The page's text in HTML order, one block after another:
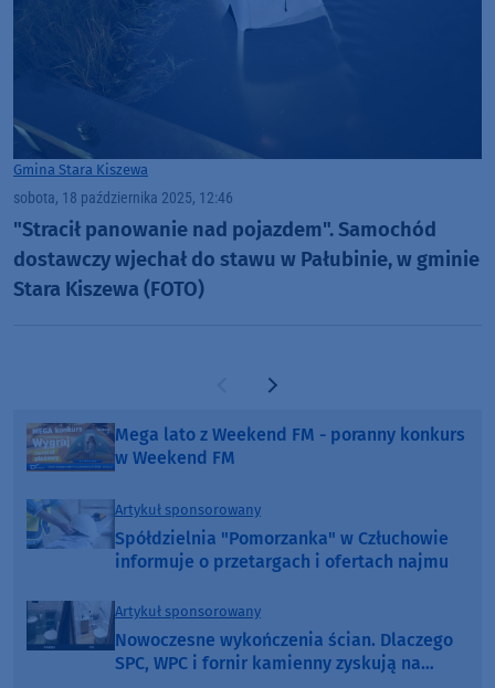
Gmina Stara Kiszewa
sobota, 18 października 2025, 12:46
"Stracił panowanie nad pojazdem". Samochód
dostawczy wjechał do stawu w Pałubinie, w gminie
Stara Kiszewa (FOTO)
Poprzednia strona
Następna strona
Mega lato z Weekend FM - poranny konkurs
w Weekend FM
Artykuł sponsorowany
Spółdzielnia "Pomorzanka" w Człuchowie
informuje o przetargach i ofertach najmu
Artykuł sponsorowany
Nowoczesne wykończenia ścian. Dlaczego
SPC, WPC i fornir kamienny zyskują na